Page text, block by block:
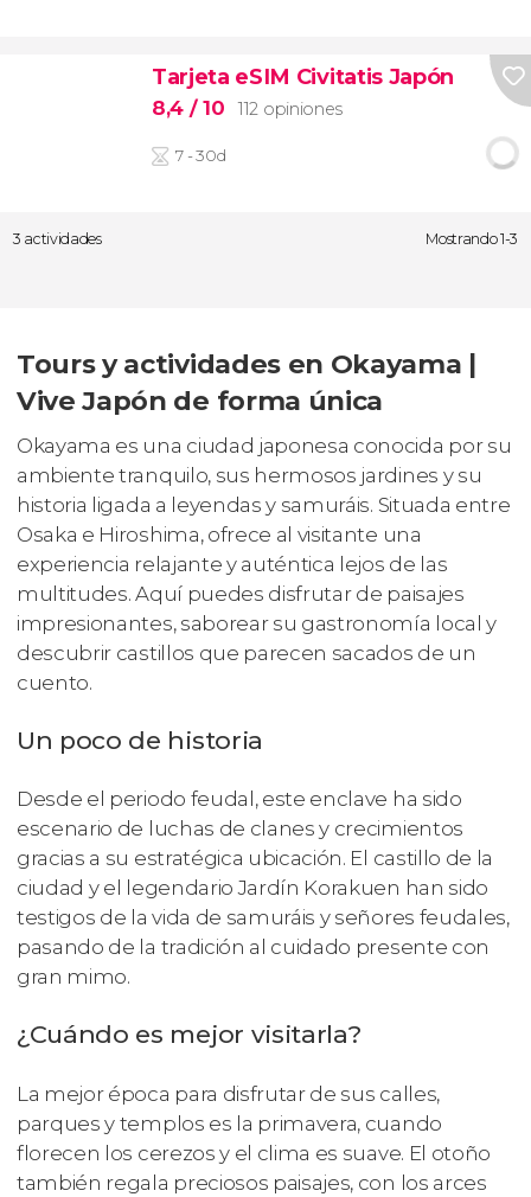
Tarjeta eSIM Civitatis Japón
8,4 / 10 112 opiniones
7 - 30d
3 actividades Mostrando 1-3
Tours y actividades en Okayama |
Vive Japón de forma única
Okayama es una ciudad japonesa conocida por su
ambiente tranquilo, sus hermosos jardines y su
historia ligada a leyendas y samuráis. Situada entre
Osaka e Hiroshima, ofrece al visitante una
experiencia relajante y auténtica lejos de las
multitudes. Aquí puedes disfrutar de paisajes
impresionantes, saborear su gastronomía local y
descubrir castillos que parecen sacados de un
cuento.
Un poco de historia
Desde el periodo feudal, este enclave ha sido
escenario de luchas de clanes y crecimientos
gracias a su estratégica ubicación. El castillo de la
ciudad y el legendario Jardín Korakuen han sido
testigos de la vida de samuráis y señores feudales,
pasando de la tradición al cuidado presente con
gran mimo.
¿Cuándo es mejor visitarla?
La mejor época para disfrutar de sus calles,
parques y templos es la primavera, cuando
florecen los cerezos y el clima es suave. El otoño
también regala preciosos paisajes, con los arces